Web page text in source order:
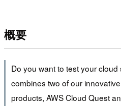
概要
Do you want to test your
combines two of our
products, AWS Cloud Quest